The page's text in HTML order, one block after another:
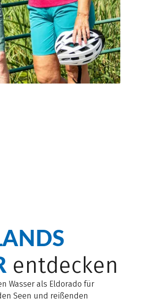
entdecken
Wasser als Eldorado für
Seen und reißenden